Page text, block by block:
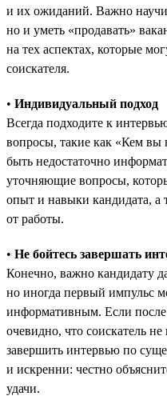
и их ожиданий. Важно
но и уметь «продавать»
на тех аспектах, которые
соискателя.
• Индивидуальный подход
Всегда подходите к
вопросы, такие как «Кем вы
быть недостаточно
уточняющие вопросы,
опыт и навыки кандидата,
от работы.
• Не бойтесь завершать
Конечно, важно кандидату
но иногда первый импульс
информативным. Если
очевидно, что соискатель не
завершить интервью по
и искренни: честно
удачи.